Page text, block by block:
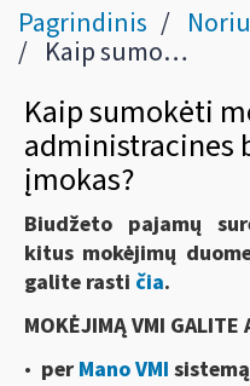
Pagrindinis Noriu sužinoti apie savo
Kaip sumokėti mokesčių prievoles, administracines baudas ar kitas įmokas?
Kaip sumokėti
administracines
įmokas?
Biudžeto pajamų
kitus mokėjimų
galite rasti čia.
MOKĖJIMĄ VMI GALITE
• per Mano VMI sistemą